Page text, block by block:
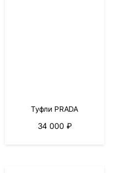
Туфли PRADA
34 000 ₽